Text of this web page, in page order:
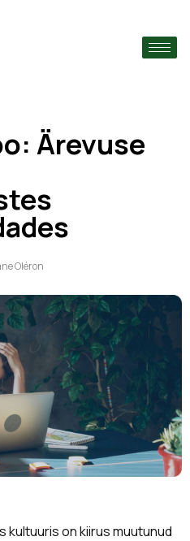
› Ärevuse
Oléron
kultuuris on kiirus muutunud